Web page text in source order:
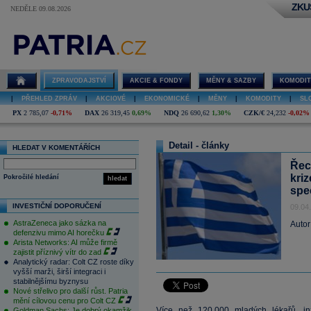
NEDĚLE 09.08.2026
ZPRAVODAJSTVÍ AKCIE & FONDY MĚNY & SAZBY
PŘEHLED ZPRÁV AKCIOVÉ EKONOMICKÉ MĚNY KOMODITY
PX 2 785,07 -0,71% DAX 26 319,45 0,69% NDQ 26 690,62 1,30% CZK/€ 24,232 -0,02%
HLEDAT V KOMENTÁŘÍCH
hledat
Pokročilé hledání
INVESTIČNÍ DOPORUČENÍ
AstraZeneca jako sázka na
defenzivu mimo AI horečku
Arista Networks: AI může firmě
zajistit příznivý vítr do zad
Analytický radar: Colt CZ roste díky
vyšší marži, širší integraci i
stabilnějšímu byznysu
Nové střelivo pro další růst. Patria
mění cílovou cenu pro Colt CZ
Detail - články